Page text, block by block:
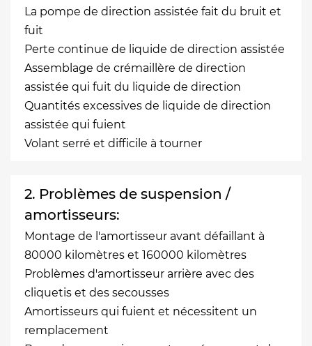
La pompe de direction assistée fait du bruit et
fuit
Perte continue de liquide de direction assistée
Assemblage de crémaillère de direction
assistée qui fuit du liquide de direction
Quantités excessives de liquide de direction
assistée qui fuient
Volant serré et difficile à tourner
2. Problèmes de suspension /
amortisseurs:
Montage de l'amortisseur avant défaillant à
80000 kilomètres et 160000 kilomètres
Problèmes d'amortisseur arrière avec des
cliquetis et des secousses
Amortisseurs qui fuient et nécessitent un
remplacement